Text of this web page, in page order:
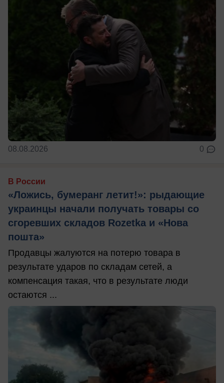
08.08.2026 0
В России
«Ложись, бумеранг летит!»: рыдающие
украинцы начали получать товары со
сгоревших складов Rozetka и «Нова
пошта»
Продавцы жалуются на потерю товара в
результате ударов по складам сетей, а
компенсация такая, что в результате люди
остаются ...